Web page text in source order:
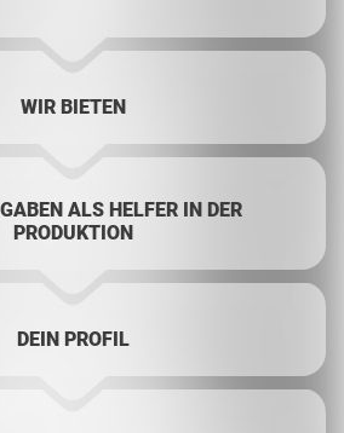
WIR BIETEN
ALS HELFER IN DER
PRODUKTION
DEIN PROFIL